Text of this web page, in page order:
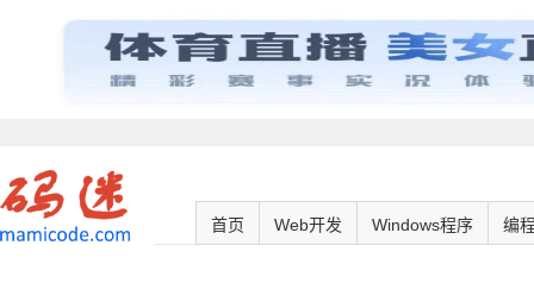
首页 Web开发 Windows程序 编